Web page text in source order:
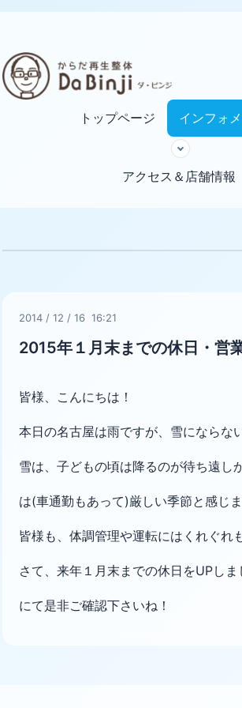
トップページ インフォ
アクセス＆店舗情報
2014 / 12 / 16 16:21
2015年１月末までの休日・営
皆様、こんにちは！
本日の名古屋は雨ですが、雪にならな
雪は、子どもの頃は降るのが待ち遠し
は(車通勤もあって)厳しい季節と感じま
皆様も、体調管理や運転にはくれぐれ
さて、来年１月末までの休日をUPし
にて是非ご確認下さいね！